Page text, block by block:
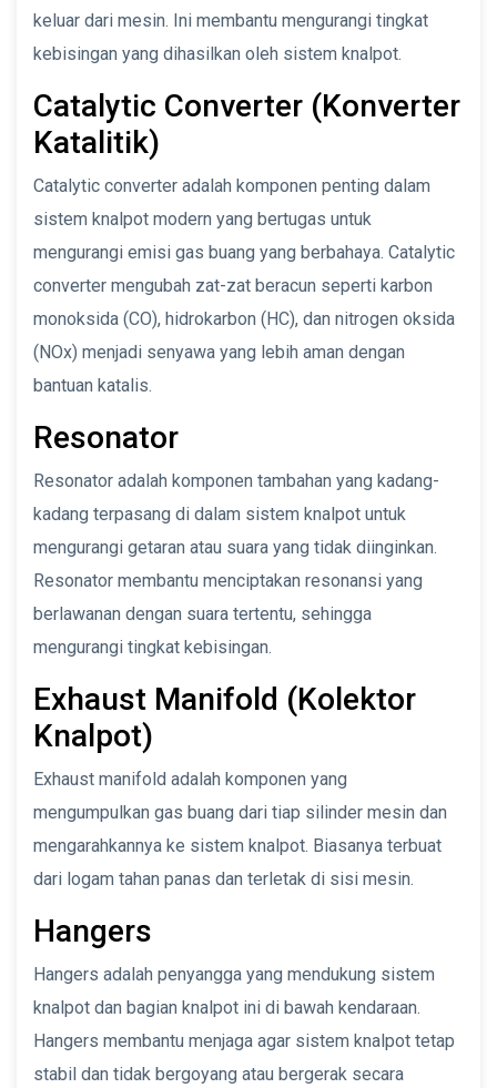
keluar dari mesin. Ini membantu mengurangi tingkat
kebisingan yang dihasilkan oleh sistem knalpot.
Catalytic Converter (Konverter
Katalitik)
Catalytic converter adalah komponen penting dalam
sistem knalpot modern yang bertugas untuk
mengurangi emisi gas buang yang berbahaya. Catalytic
converter mengubah zat-zat beracun seperti karbon
monoksida (CO), hidrokarbon (HC), dan nitrogen oksida
(NOx) menjadi senyawa yang lebih aman dengan
bantuan katalis.
Resonator
Resonator adalah komponen tambahan yang kadang-
kadang terpasang di dalam sistem knalpot untuk
mengurangi getaran atau suara yang tidak diinginkan.
Resonator membantu menciptakan resonansi yang
berlawanan dengan suara tertentu, sehingga
mengurangi tingkat kebisingan.
Exhaust Manifold (Kolektor
Knalpot)
Exhaust manifold adalah komponen yang
mengumpulkan gas buang dari tiap silinder mesin dan
mengarahkannya ke sistem knalpot. Biasanya terbuat
dari logam tahan panas dan terletak di sisi mesin.
Hangers
Hangers adalah penyangga yang mendukung sistem
knalpot dan bagian knalpot ini di bawah kendaraan.
Hangers membantu menjaga agar sistem knalpot tetap
stabil dan tidak bergoyang atau bergerak secara